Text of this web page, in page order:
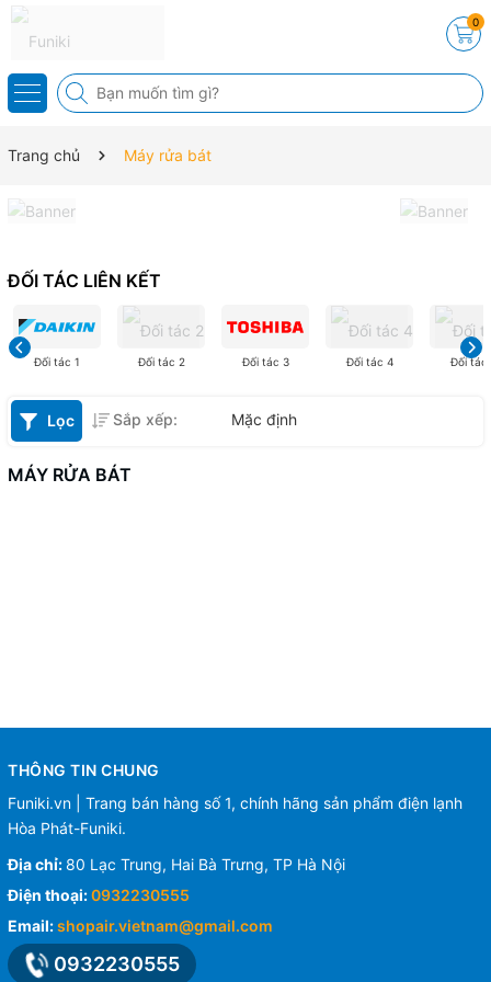
0
Trang chủ Máy rửa bát
ĐỐI TÁC LIÊN KẾT
Đối tác 1 Đối tác 2 Đối tác 3 Đối tác 4 Đối tác
Lọc Sắp xếp: Mặc định
MÁY RỬA BÁT
THÔNG TIN CHUNG
Funiki.vn | Trang bán hàng số 1, chính hãng sản phẩm điện lạnh
Hòa Phát-Funiki.
Địa chỉ:80 Lạc Trung, Hai Bà Trưng, TP Hà Nội
Điện thoại:0932230555
Email:shopair.vietnam@gmail.com
0932230555